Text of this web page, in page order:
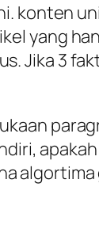
konten
yang
Jika 3